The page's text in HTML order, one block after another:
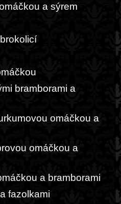
a sýrem
bramborami a
omáčkou a
omáčkou a
a bramborami
fazolkami